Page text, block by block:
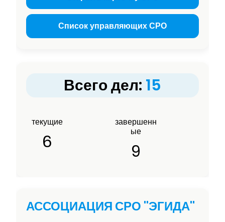
Список управляющих СРО
Всего дел: 15
текущие
6
завершенн
ые
9
АССОЦИАЦИЯ СРО "ЭГИДА"